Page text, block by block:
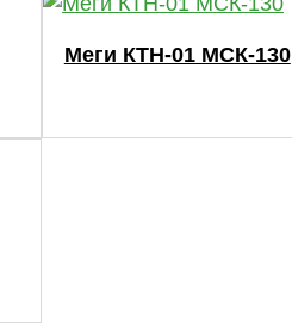
Меги КТН-01 МСК-130